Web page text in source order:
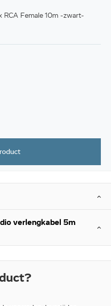
RCA Female 10m -zwart-
verlengkabel 5m